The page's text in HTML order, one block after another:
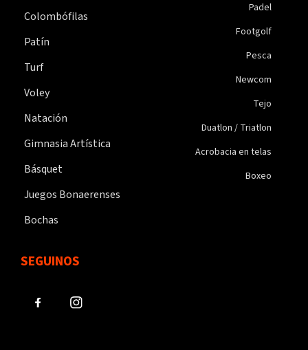
Colombófilas
Patín
Turf
Voley
Natación
Gimnasia Artística
Básquet
Juegos Bonaerenses
Bochas
Padel
Footgolf
Pesca
Newcom
Tejo
Duatlon / Triatlon
Acrobacia en telas
Boxeo
SEGUINOS